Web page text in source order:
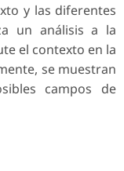
y las diferentes
un análisis a la
el contexto en la
se muestran
campos de